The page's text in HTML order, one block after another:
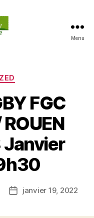
Menu
FGC
Datejanvier 19, 2022